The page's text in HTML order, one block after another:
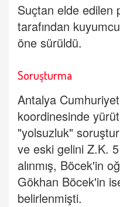
Suçtan elde edilen
tarafından
öne sürüldü.
Soruşturma
​​​​​​​Antalya Cumhuriyet
koordinesinde
"yolsuzluk"
ve eski gelini Z.K.
alınmış, Böcek'in
Gökhan Böcek'in
belirlenmişti.